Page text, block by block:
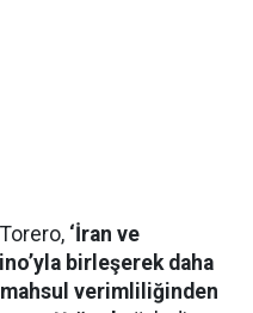
‘İran ve
birleşerek daha
verimliliğinden